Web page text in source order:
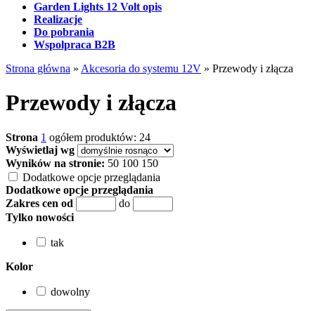
Garden Lights 12 Volt opis
Realizacje
Do pobrania
Wspolpraca B2B
Strona główna » Akcesoria do systemu 12V » Przewody i złącza
Przewody i złącza
Strona 1 ogółem produktów: 24
Wyświetlaj wg
Wyników na stronie: 50 100 150
Dodatkowe opcje przeglądania
Dodatkowe opcje przeglądania
Zakres cen od
do
Tylko nowości
tak
Kolor
dowolny